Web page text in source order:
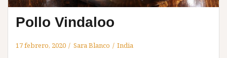
Pollo Vindaloo
17 febrero, 2020 Sara Blanco India